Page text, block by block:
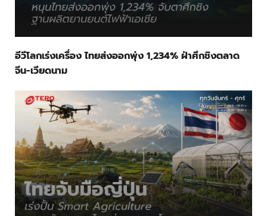
อีวีโลกเร่งเครื่อง ไทยส่งออกพุ่ง 1,234% ฝ่าศึกชิงตลาด
จีน-เวียดนาม